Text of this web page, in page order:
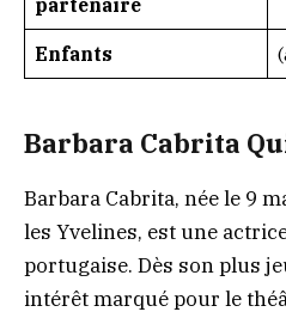
partenaire
Enfants
Barbara Cabrita
Barbara Cabrita, née le 9
les Yvelines, est une
portugaise. Dès son plus
intérêt marqué pour le